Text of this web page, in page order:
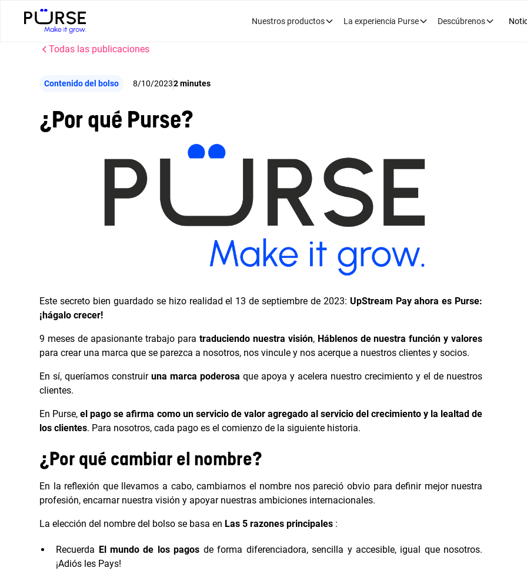
Nuestros productos La experiencia Purse Descúbrenos
Todas las publicaciones
Contenido del bolso 8/10/20232 minutes
¿Por qué Purse?
Este secreto bien guardado se hizo realidad el 13 de septiembre de 2023: UpStream Pay ahora es Purse:
¡hágalo crecer!
9 meses de apasionante trabajo para traduciendo nuestra visión, Háblenos de nuestra función y valores
para crear una marca que se parezca a nosotros, nos vincule y nos acerque a nuestros clientes y socios.
En sí, queríamos construiruna marca poderosa que apoya y acelera nuestro crecimiento y el de nuestros
clientes.
En Purse,el pago se afirma como un servicio de valor agregado al servicio del crecimiento y la lealtad de
los clientes. Para nosotros, cada pago es el comienzo de la siguiente historia.
¿Por qué cambiar el nombre?
En la reflexión que llevamos a cabo, cambiarnos el nombre nos pareció obvio para definir mejor nuestra
profesión, encarnar nuestra visión y apoyar nuestras ambiciones internacionales.
La elección del nombre del bolso se basa en Las 5 razones principales :
Recuerda El mundo de los pagos de forma diferenciadora, sencilla y accesible, igual que nosotros.
¡Adiós les Pays!